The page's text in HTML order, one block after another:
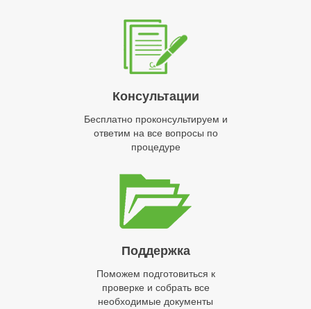
Консультации
Бесплатно проконсультируем и
ответим на все вопросы по
процедуре
Поддержка
Поможем подготовиться к
проверке и собрать все
необходимые документы